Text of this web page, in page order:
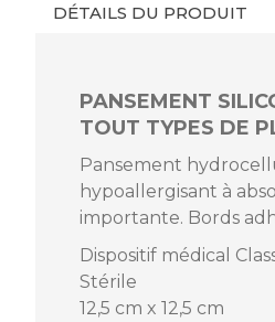
DÉTAILS DU PRODUIT
PANSEMENT
TOUT TYPES DE
Pansement
hypoallergisant à
importante. Bords
Dispositif médical
Stérile
12,5 cm x 12,5 cm
Référence
EAN13